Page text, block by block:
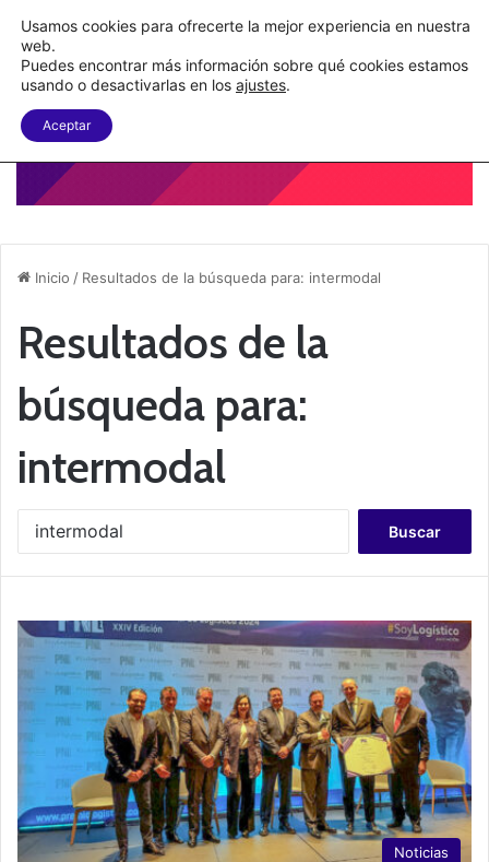
C&A México completa la implementación de su WMS en la nube
Menu
Inicio / Resultados de la búsqueda para: intermodal
Resultados de la
búsqueda para:
intermodal
:
Noticias
Usamos cookies para ofrecerte la mejor experiencia en nuestra
web.
Puedes encontrar más información sobre qué cookies estamos
usando o desactivarlas en los ajustes.
Aceptar